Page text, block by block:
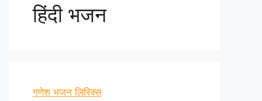
हिंदी भजन
गणेश भजन लिरिक्स